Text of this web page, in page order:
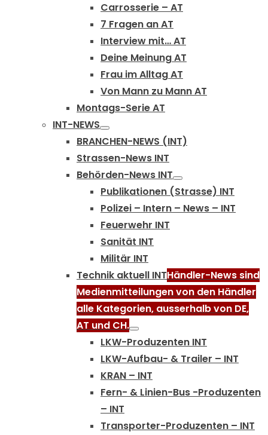
Carrosserie – AT
7 Fragen an AT
Interview mit… AT
Deine Meinung AT
Frau im Alltag AT
Von Mann zu Mann AT
Montags-Serie AT
INT-NEWS
BRANCHEN-NEWS (INT)
Strassen-News INT
Behörden-News INT
Publikationen (Strasse) INT
Polizei – Intern – News – INT
Feuerwehr INT
Sanität INT
Militär INT
Technik aktuell INTHändler-News sind
Medienmitteilungen von den Händler
alle Kategorien, ausserhalb von DE,
AT und CH.
LKW-Produzenten INT
LKW-Aufbau- & Trailer – INT
KRAN – INT
Fern- & Linien-Bus -Produzenten
– INT
Transporter-Produzenten – INT